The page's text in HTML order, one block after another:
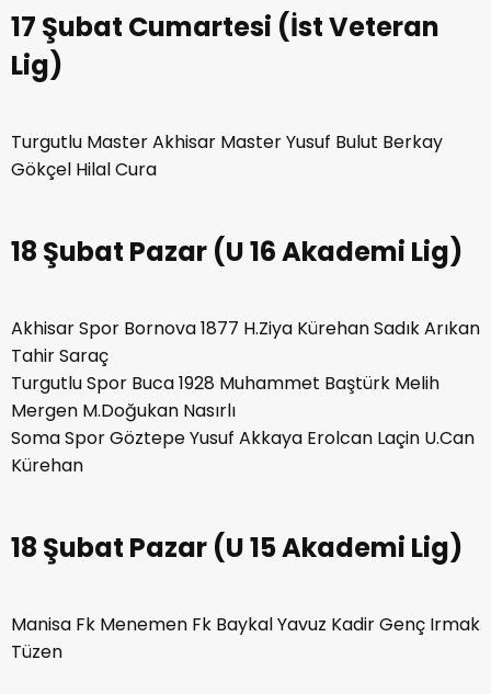
17 Şubat Cumartesi (İst Veteran
Lig)
Turgutlu Master Akhisar Master Yusuf Bulut Berkay
Gökçel Hilal Cura
18 Şubat Pazar (U 16 Akademi Lig)
Akhisar Spor Bornova 1877 H.Ziya Kürehan Sadık Arıkan
Tahir Saraç
Turgutlu Spor Buca 1928 Muhammet Baştürk Melih
Mergen M.Doğukan Nasırlı
Soma Spor Göztepe Yusuf Akkaya Erolcan Laçin U.Can
Kürehan
18 Şubat Pazar (U 15 Akademi Lig)
Manisa Fk Menemen Fk Baykal Yavuz Kadir Genç Irmak
Tüzen